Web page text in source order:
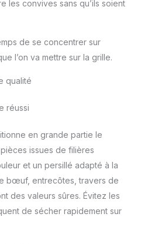
les convives sans qu’ils soient
de se concentrer sur
l’on va mettre sur la grille.
qualité
réussi
en grande partie le
issues de filières
et un persillé adapté à la
bœuf, entrecôtes, travers de
des valeurs sûres. Évitez les
de sécher rapidement sur